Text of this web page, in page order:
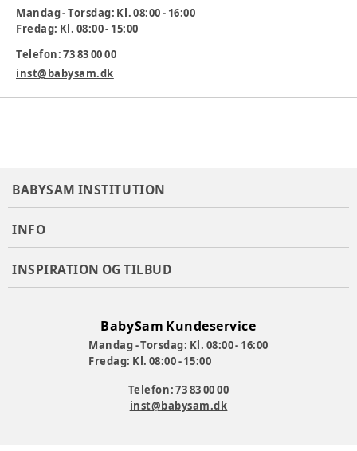
Varenummer:238152
Mandag - Torsdag: Kl. 08:00 - 16:00
Fredag: Kl. 08:00 - 15:00
Telefon: 73 83 00 00
inst@babysam.dk
BABYSAM INSTITUTION
INFO
INSPIRATION OG TILBUD
BabySam Kundeservice
Mandag - Torsdag: Kl. 08:00 - 16:00
Fredag: Kl. 08:00 - 15:00
Telefon: 73 83 00 00
inst@babysam.dk